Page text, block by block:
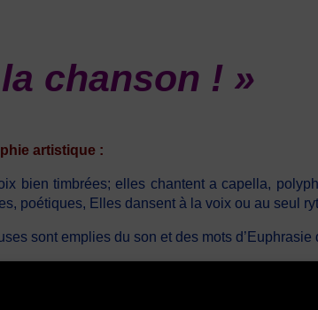
chanson ! »
artistique :
bien timbrées; elles chantent a capella,
poétiques, Elles dansent à la voix ou au seul
sont emplies du son et des mots d’Euphrasie